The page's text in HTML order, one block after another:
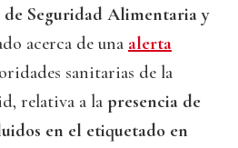
de Seguridad Alimentaria y
acerca de una alerta
sanitarias de la
relativa a la presencia de
en el etiquetado en